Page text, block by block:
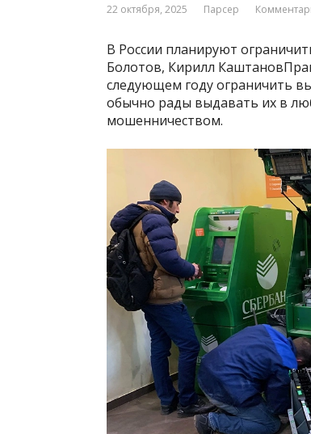
22 октября, 2025 Парсер
В России планируют
Болотов, Кирилл
следующем году ограничить
обычно рады выдавать их в
мошенничеством.